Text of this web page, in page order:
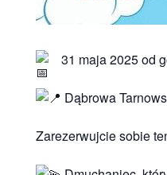
31 maja 2025 od
Dąbrowa
Zarezerwujcie sobie